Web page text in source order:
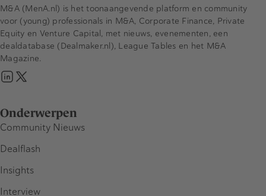
Onderwerpen
Community Nieuws
Dealflash
Insights
Interview
M&A (MenA.nl) is het toonaangevende platform en community
voor (young) professionals in M&A, Corporate Finance, Private
Equity en Venture Capital, met nieuws, evenementen, een
dealdatabase (Dealmaker.nl), League Tables en het M&A
Magazine.